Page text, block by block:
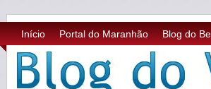
Início Portal do Maranhão Blog do